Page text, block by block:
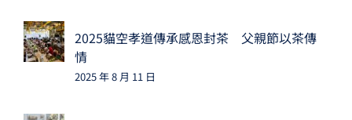
2025貓空孝道傳承感恩封茶 父親節以茶傳
情
2025 年 8 月 11 日